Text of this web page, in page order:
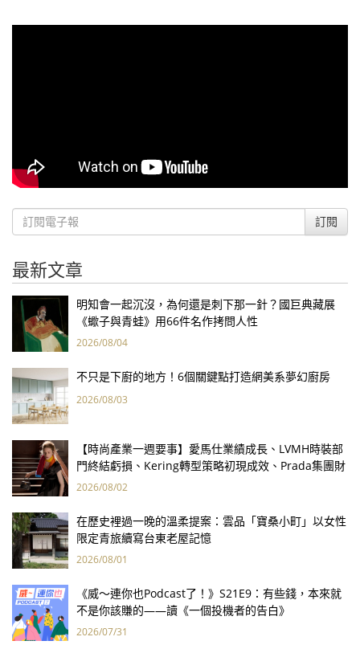
訂閱
最新文章
明知會一起沉沒，為何還是刺下那一針？國巨典藏展
《蠍子與青蛙》用66件名作拷問人性
2026/08/04
不只是下廚的地方！6個關鍵點打造網美系夢幻廚房
2026/08/03
【時尚產業一週要事】愛馬仕業績成長、LVMH時裝部
門終結虧損、Kering轉型策略初現成效、Prada集團財
報亮眼
2026/08/02
在歷史裡過一晚的溫柔提案：雲品「寶桑小町」以女性
限定青旅續寫台東老屋記憶
2026/08/01
《威～連你也Podcast了！》S21E9：有些錢，本來就
不是你該賺的——讀《一個投機者的告白》
2026/07/31